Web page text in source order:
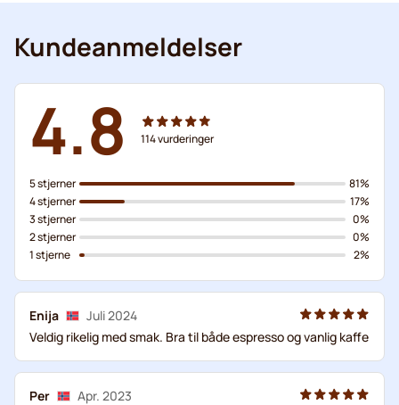
Kundeanmeldelser
4.8 114vurderinger
5 stjerner
4 stjerner
3 stjerner
2 stjerner
1 stjerne
81%
17%
0%
0%
2%
Enija
Juli 2024
Veldig rikelig med smak. Bra til både espresso og vanlig kaffe
Per
Apr. 2023